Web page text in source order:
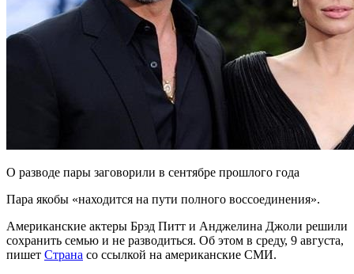
О разводе пары заговорили в сентябре прошлого года
Пара якобы «находится на пути полного воссоединения».
Американские актеры Брэд Питт и Анджелина Джоли решили
сохранить семью и не разводиться. Об этом в среду, 9 августа,
пишет Страна со ссылкой на американские СМИ.